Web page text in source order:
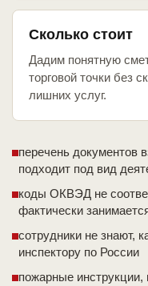
Сколько стоит
Дадим понятную
торговой точки без
лишних услуг.
перечень документов
подходит под вид
коды ОКВЭД не
фактически
сотрудники не знают,
инспектору по России
пожарные инструкции,